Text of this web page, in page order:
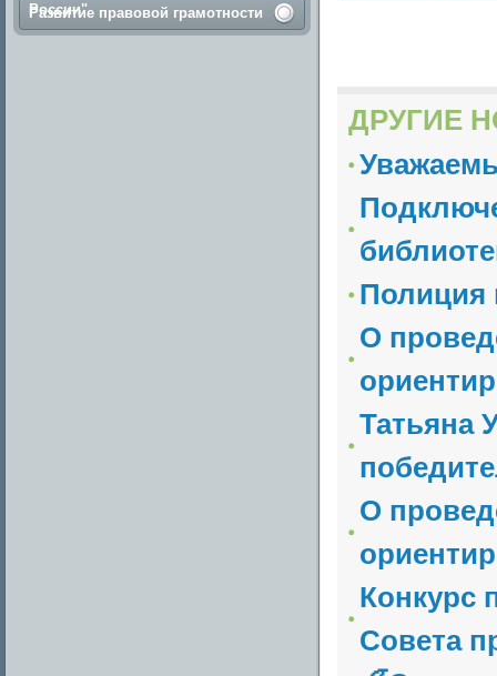
России"
Развитие правовой грамотности
ДРУГИЕ
Полиция
О
Татьяна
О
Конкурс
Совета